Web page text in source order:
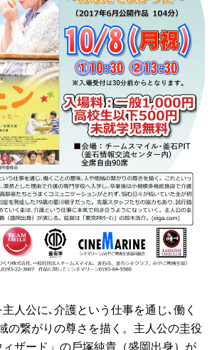
人公に､介護という仕事を通じ､働く
の繋がりの尊さを描く。主人公の圭役
ザード」の⼾塚純貴（盛岡出⾝）が